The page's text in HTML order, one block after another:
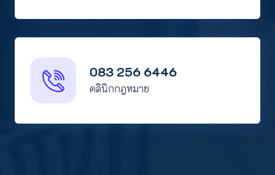
083 256 6446
คลินิกกฎหมาย